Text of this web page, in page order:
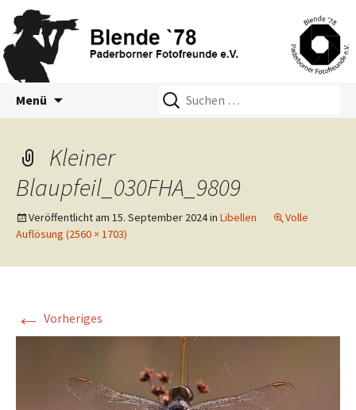
Blende 78 – Paderborner
Fotofreunde e.V.
Menü
Suchen
nach:
Kleiner
Blaupfeil_030FHA_9809
Veröffentlicht am 15. September 2024in Libellen
Volle
Auflösung (2560 × 1703)
← Vorheriges